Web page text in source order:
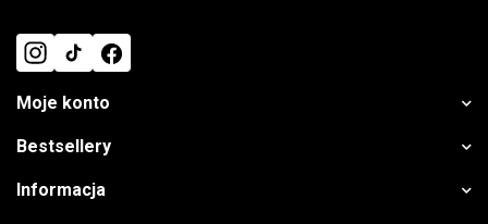
Moje konto
Bestsellery
Informacja